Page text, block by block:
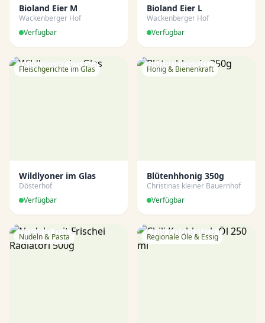
Bioland Eier M
Wackenberger Hof
Verfügbar
Bioland Eier L
Wackenberger Hof
Verfügbar
Fleischgerichte im Glas
Wildlyoner im Glas
Dösterhof
Verfügbar
Honig & Bienenkraft
Blütenhhonig 350g
Christinas kleiner Bauernhof
Verfügbar
Nudeln & Pasta Regionale Öle & Essig